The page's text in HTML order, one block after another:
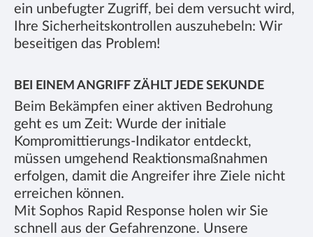
ein unbefugter Zugriff, bei dem versucht wird,
Ihre Sicherheitskontrollen auszuhebeln: Wir
beseitigen das Problem!
BEI EINEM ANGRIFF ZÄHLT JEDE SEKUNDE
Beim Bekämpfen einer aktiven Bedrohung
geht es um Zeit: Wurde der initiale
Kompromittierungs-Indikator entdeckt,
müssen umgehend Reaktionsmaßnahmen
erfolgen, damit die Angreifer ihre Ziele nicht
erreichen können.
Mit Sophos Rapid Response holen wir Sie
schnell aus der Gefahrenzone. Unsere